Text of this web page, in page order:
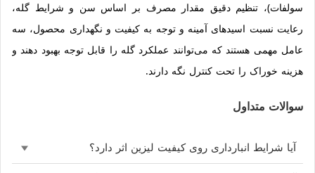
سولفات)، تنظیم دقیق مقدار مصرف بر اساس سن و شرایط گله،
رعایت نسبت اسیدهای آمینه و توجه به کیفیت و نگهداری محصول، سه
عامل مهمی هستند که می‌توانند عملکرد گله را قابل توجه بهبود دهند و
هزینه خوراک را تحت کنترل نگه دارند.
سوالات متداول
آیا شرایط انبارداری روی کیفیت لیزین اثر دارد؟